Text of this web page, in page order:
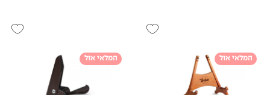
המלאי אזל המלאי אזל